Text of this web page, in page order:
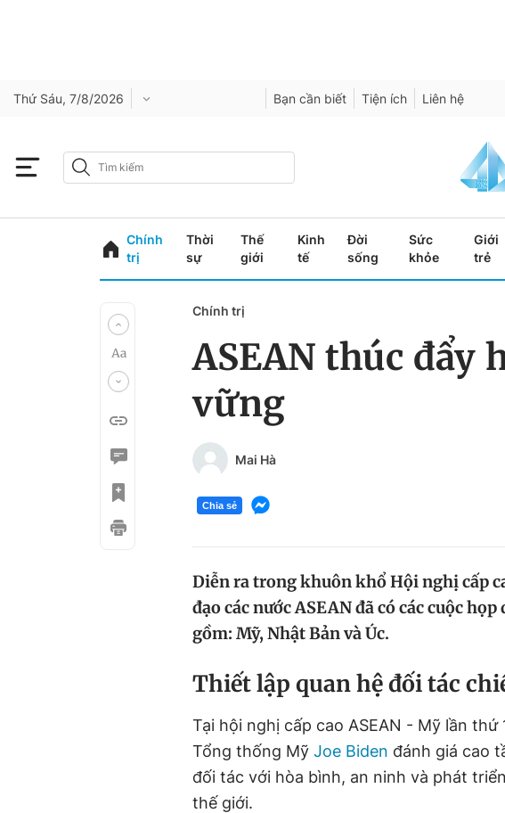
Thứ Sáu, 7/8/2026 Bạn cần biết Tiện ích Liên hệ
Chính
trị
Thời
sự
Thế
giới
Kinh
tế
Đời
sống
Sức
khỏe
Giới
trẻ
Chính trị
ASEAN thúc đẩy
vững
Mai Hà
Chia sẻ
Diễn ra trong khuôn khổ Hội nghị cấp
đạo các nước ASEAN đã có các cuộc
gồm: Mỹ, Nhật Bản và Úc.
Thiết lập quan hệ đối tác
Tại hội nghị cấp cao ASEAN - Mỹ lần thứ
Tổng thống Mỹ Joe Biden đánh giá cao
đối tác với hòa bình, an ninh và phát
thế giới.